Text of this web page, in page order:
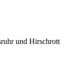
und Hirschrott